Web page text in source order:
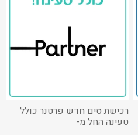
רכישת סים חדש פרטנר כולל
טעינה החל מ-